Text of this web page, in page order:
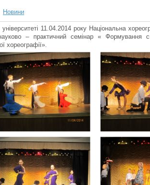
Новини
11.04.2014 року Національна
– практичний семінар « Формування
хореографії».